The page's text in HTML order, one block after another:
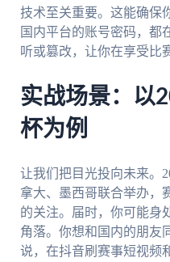
技术至关重要。这能确保
国内平台的账号密码，都
听或篡改，让你在享受比
实战场景：以
杯为例
让我们把目光投向未来。
拿大、墨西哥联合举办，
的关注。届时，你可能身
角落。你想和国内的朋友
说，在抖音刷赛事短视频